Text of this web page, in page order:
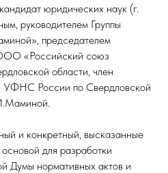
юридических наук (г.
руководителем Группы
председателем
«Российский союз
области, член
УФНС России по Свердловской
и конкретный, высказанные
для разработки
Думы нормативных актов и